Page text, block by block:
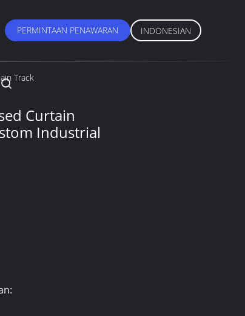
PERMINTAAN PENAWARAN INDONESIAN
Track
Curtain
Industrial